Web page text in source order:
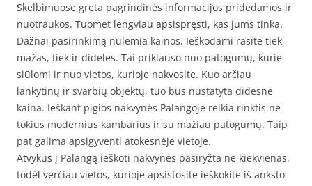
Skelbimuose greta pagrindinės informacijos pridedamos ir
nuotraukos. Tuomet lengviau apsispręsti, kas jums tinka.
Dažnai pasirinkimą nulemia kainos. Ieškodami rasite tiek
mažas, tiek ir dideles. Tai priklauso nuo patogumų, kurie
siūlomi ir nuo vietos, kurioje nakvosite. Kuo arčiau
lankytinų ir svarbių objektų, tuo bus nustatyta didesnė
kaina. Ieškant pigios nakvynės Palangoje reikia rinktis ne
tokius modernius kambarius ir su mažiau patogumų. Taip
pat galima apsigyventi atokesnėje vietoje.
Atvykus į Palangą ieškoti nakvynės pasiryžta ne kiekvienas,
todėl verčiau vietos, kurioje apsistosite ieškokite iš anksto